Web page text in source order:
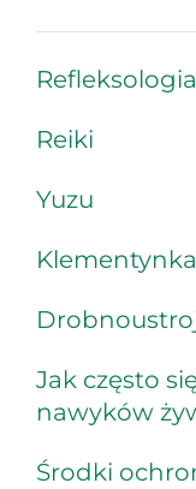
Reiki
Yuzu
Klementynka
Jak często
nawyków
Środki